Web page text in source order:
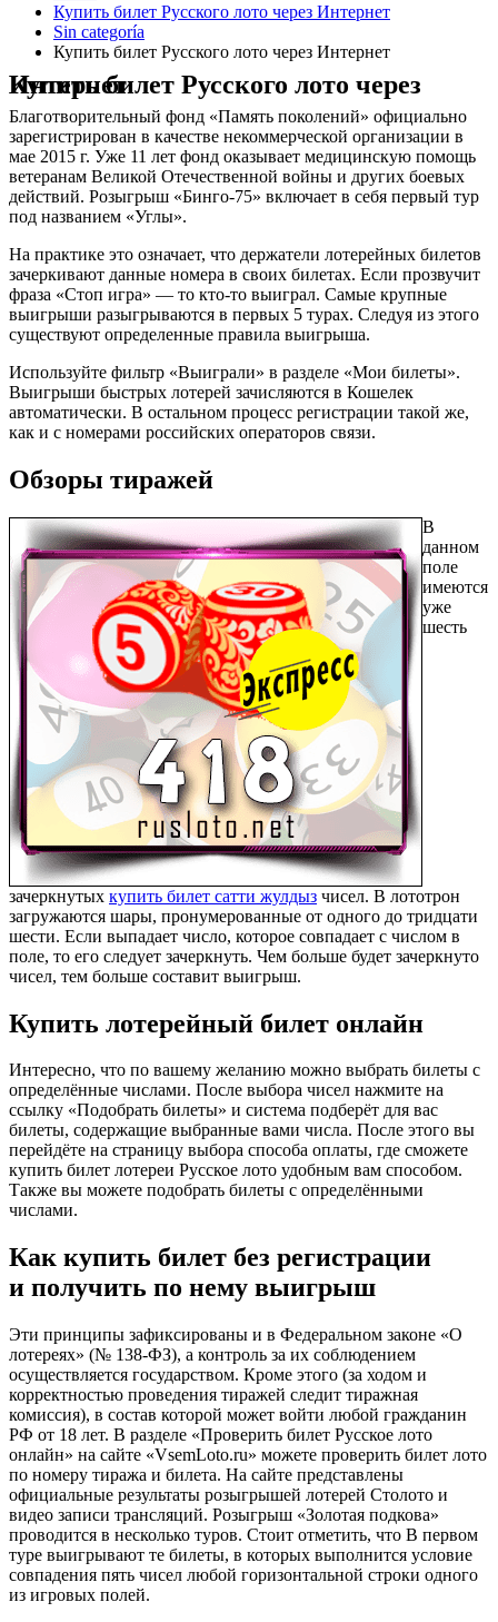
Купить билет Русского лото через Интернет
Sin categoría
Купить билет Русского лото через Интернет
Купить билет Русского лото через Интернет
Благотворительный фонд «Память поколений» официально
зарегистрирован в качестве некоммерческой организации в
мае 2015 г. Уже 11 лет фонд оказывает медицинскую помощь
ветеранам Великой Отечественной войны и других боевых
действий. Розыгрыш «Бинго-75» включает в себя первый тур
под названием «Углы».
На практике это означает, что держатели лотерейных билетов
зачеркивают данные номера в своих билетах. Если прозвучит
фраза «Стоп игра» — то кто-то выиграл. Самые крупные
выигрыши разыгрываются в первых 5 турах. Следуя из этого
существуют определенные правила выигрыша.
Используйте фильтр «Выиграли» в разделе «Мои билеты».
Выигрыши быстрых лотерей зачисляются в Кошелек
автоматически. В остальном процесс регистрации такой же,
как и с номерами российских операторов связи.
Обзоры тиражей
В
данном
поле
имеются
уже
шесть
зачеркнутых купить билет сатти жулдыз чисел. В лототрон
загружаются шары, пронумерованные от одного до тридцати
шести. Если выпадает число, которое совпадает с числом в
поле, то его следует зачеркнуть. Чем больше будет зачеркнуто
чисел, тем больше составит выигрыш.
Купить лотерейный билет онлайн
Интересно, что по вашему желанию можно выбрать билеты с
определённые числами. После выбора чисел нажмите на
ссылку «Подобрать билеты» и система подберёт для вас
билеты, содержащие выбранные вами числа. После этого вы
перейдёте на страницу выбора способа оплаты, где сможете
купить билет лотереи Русское лото удобным вам способом.
Также вы можете подобрать билеты с определёнными
числами.
Как купить билет без регистрации
и получить по нему выигрыш
Эти принципы зафиксированы и в Федеральном законе «О
лотереях» (№ 138-ФЗ), а контроль за их соблюдением
осуществляется государством. Кроме этого (за ходом и
корректностью проведения тиражей следит тиражная
комиссия), в состав которой может войти любой гражданин
РФ от 18 лет. В разделе «Проверить билет Русское лото
онлайн» на сайте «VsemLoto.ru» можете проверить билет лото
по номеру тиража и билета. На сайте представлены
официальные результаты розыгрышей лотерей Столото и
видео записи трансляций. Розыгрыш «Золотая подкова»
проводится в несколько туров. Стоит отметить, что В первом
туре выигрывают те билеты, в которых выполнится условие
совпадения пять чисел любой горизонтальной строки одного
из игровых полей.